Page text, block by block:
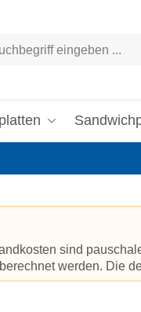
sind
werden. Die